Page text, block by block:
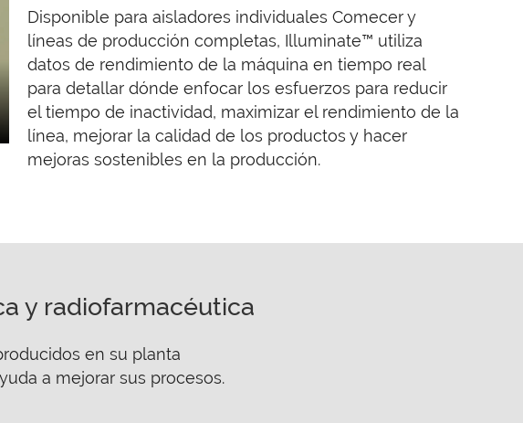
Disponible para aisladores individuales Comecer y
líneas de producción completas, Illuminate™ utiliza
datos de rendimiento de la máquina en tiempo real
para detallar dónde enfocar los esfuerzos para reducir
el tiempo de inactividad, maximizar el rendimiento de la
línea, mejorar la calidad de los productos y hacer
mejoras sostenibles en la producción.
y radiofarmacéutica
en su planta
a mejorar sus procesos.